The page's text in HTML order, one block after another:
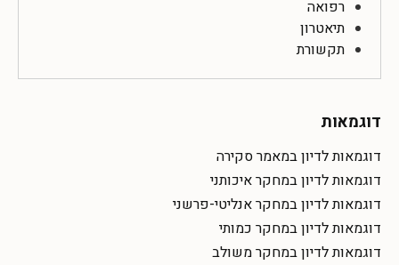
רפואה
תיאטרון
תקשורת
דוגמאות
דוגמאות לדיון במאמר סקירה
דוגמאות לדיון במחקר איכותני
דוגמאות לדיון במחקר אנליטי-פרשני
דוגמאות לדיון במחקר כמותי
דוגמאות לדיון במחקר משולב